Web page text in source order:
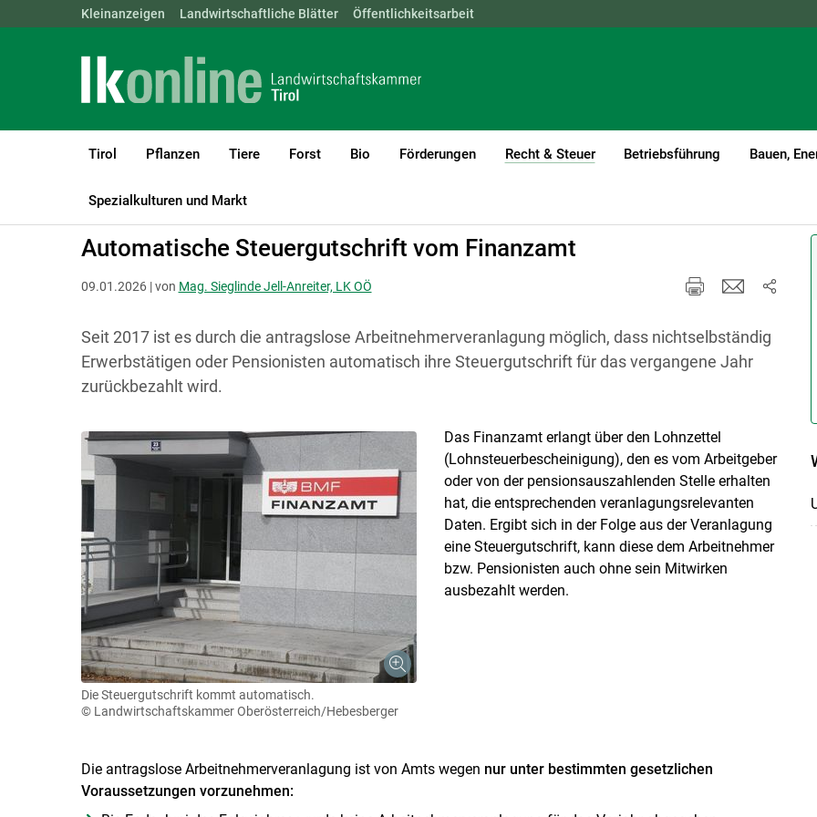
Landwirtschaftskammern: ÖSTERREICH BGLD KTN NÖ OÖ
Kleinanzeigen Landwirtschaftliche Blätter Öffentlichkeitsarbeit
Tirol Pflanzen Tiere Forst Bio Förderungen Recht & Steuer
(current)1
Betriebsführung Bauen,
Spezialkulturen und Markt
LK Tirol Recht & Steuer Steuer
Automatische Steuergutschrift vom Finanzamt
09.01.2026 | von Mag. Sieglinde Jell-Anreiter, LK OÖ
Seit 2017 ist es durch die antragslose Arbeitnehmerveranlagung möglich, dass nichtselbständig
Erwerbstätigen oder Pensionisten automatisch ihre Steuergutschrift für das vergangene Jahr
zurückbezahlt wird.
Die Steuergutschrift kommt automatisch.
© Landwirtschaftskammer Oberösterreich/Hebesberger
Das Finanzamt erlangt über den Lohnzettel
(Lohnsteuerbescheinigung), den es vom Arbeitgeber
oder von der pensionsauszahlenden Stelle erhalten
hat, die entsprechenden veranlagungsrelevanten
Daten. Ergibt sich in der Folge aus der Veranlagung
eine Steuergutschrift, kann diese dem Arbeitnehmer
bzw. Pensionisten auch ohne sein Mitwirken
ausbezahlt werden.
Die antragslose Arbeitnehmerveranlagung ist von Amts wegen nur unter bestimmten gesetzlichen
Voraussetzungen vorzunehmen: